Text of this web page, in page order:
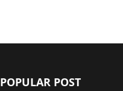
POPULAR POST